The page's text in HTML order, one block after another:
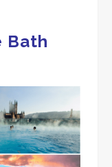
Bath